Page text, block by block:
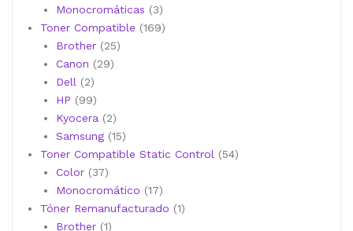
productos
Monocromáticas 33
productos
Toner Compatible 169169
Brother 2525
Canon 2929
Dell 22
productos
HP 9999
productos
Kyocera 22
productos
Samsung 1515
productos
Toner Compatible Static Control 5454
Color 3737
productos
Monocromático 1717
productos
Tóner Remanufacturado 11
Brother 11